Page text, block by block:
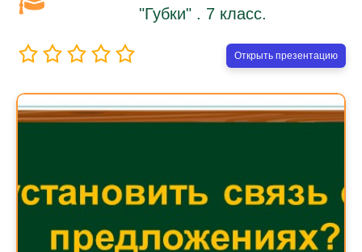
"Губки" . 7 класс.
Открыть презентацию